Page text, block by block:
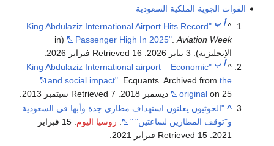
القوات الجوية الملكية السعودية
^أ ب
"King Abdulaziz International Airport Hits Record
Passenger High In 2025" .Aviation Week
(in
الإنجليزية). 3 يناير 2026
^أ ب
"King Abdulaziz International airport – Economic
and social impact". Ecquants. Archived fromthe
original on 25 ديسمبر 2018 . Retrieved 7 سبتمبر 2013
.
^ "الحوثيون يعلنون استهداف مطاري جدة وأبها في السعودية
و"توقف المطارين لساعتين" " روسيا اليوم
. 15 فبراير
2021